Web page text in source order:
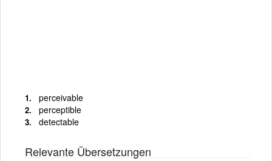
perceivable
perceptible
detectable
Relevante Übersetzungen